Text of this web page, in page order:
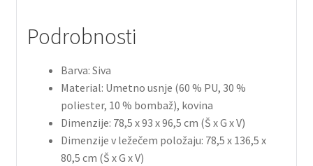
Podrobnosti
Barva: Siva
Material: Umetno usnje (60 % PU, 30 %
poliester, 10 % bombaž), kovina
Dimenzije: 78,5 x 93 x 96,5 cm (Š x G x V)
Dimenzije v ležečem položaju: 78,5 x 136,5 x
80,5 cm (Š x G x V)